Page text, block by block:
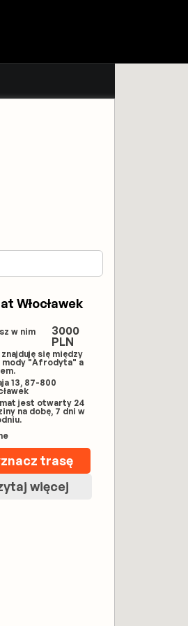
Włocławek
w nim
3000
PLN
się między
mody "Afrodyta" a
13, 87-800
jest otwarty 24
na dobę, 7 dni w
trasę
więcej